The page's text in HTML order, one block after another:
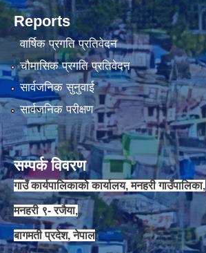
Reports
वार्षिक प्रगति प्रतिवेदन
चौमासिक प्रगति प्रतिवेदन
सार्वजनिक सुनुवाई
सार्वजनिक परीक्षण
सम्पर्क विवरण
गाउँ कार्यपालिकाको कार्यालय, मनहरी गाउँपालिका,
मनहरी ९- रजैया,
बागमती प्रदेश, नेपाल